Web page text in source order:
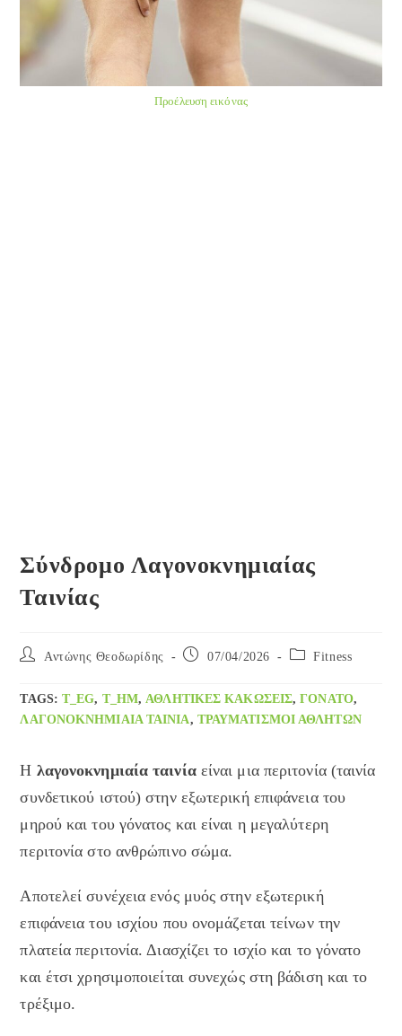
Προέλευση εικόνας
Σύνδρομο Λαγονοκνημιαίας
Ταινίας
Post Αντώνης Θεοδωρίδης
Post 07/04/2026
Post Fitness
TAGS:T_EG, T_HM, ΑΘΛΗΤΙΚΈΣ ΚΑΚΏΣΕΙΣ, ΓΌΝΑΤΟ,
ΛΑΓΟΝΟΚΝΗΜΙΑΊΑ ΤΑΙΝΊΑ, ΤΡΑΥΜΑΤΙΣΜΟΊ ΑΘΛΗΤΏΝ
Η λαγονοκνημιαία ταινίαείναι μια περιτονία (ταινία
συνδετικού ιστού) στην εξωτερική επιφάνεια του
μηρού και του γόνατος και είναι η μεγαλύτερη
περιτονία στο ανθρώπινο σώμα.
Αποτελεί συνέχεια ενός μυός στην εξωτερική
επιφάνεια του ισχίου που ονομάζεται τείνων την
πλατεία περιτονία. Διασχίζει το ισχίο και το γόνατο
και έτσι χρησιμοποιείται συνεχώς στη βάδιση και το
τρέξιμο.